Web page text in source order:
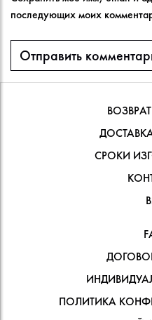
последующих моих
СРОКИ
ПОЛИТИКА